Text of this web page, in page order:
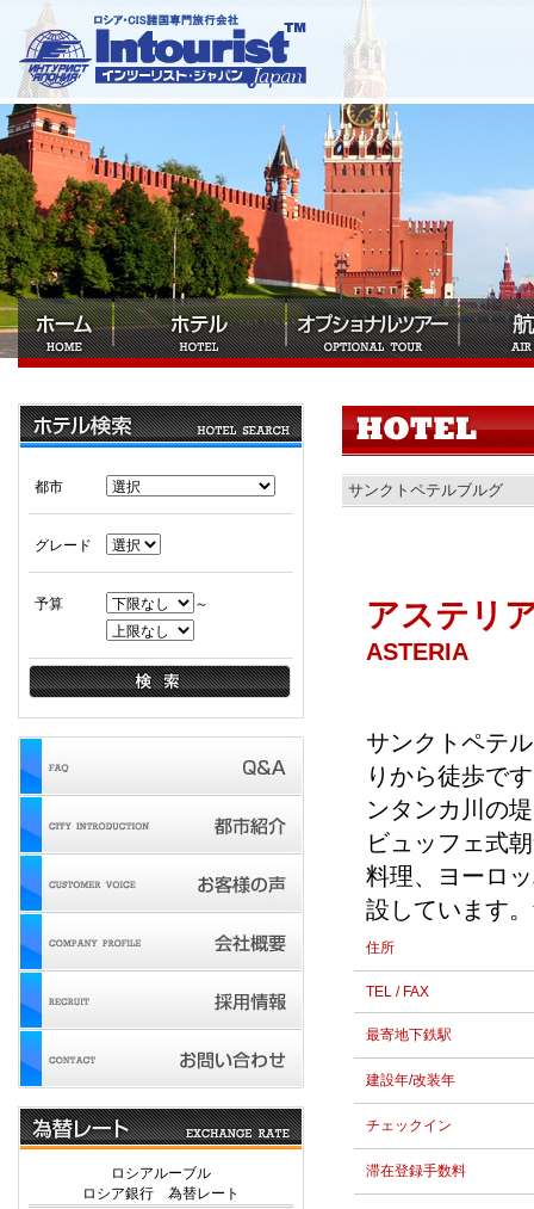
サンクトペテルブルグ
アステリ
ASTERIA
サンクトペテ
りから徒歩で
ンタンカ川の
ビュッフェ式
料理、ヨーロ
設しています
住所
TEL / FAX
最寄地下鉄駅
建設年/改装年
チェックイン
滞在登録手数料
都市
グレード
予算 ～
ロシアルーブル
ロシア銀行 為替レート